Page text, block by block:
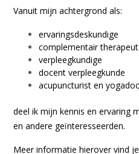
Vanuit mijn achtergrond als:
ervaringsdeskundige
complementair therapeut
verpleegkundige
docent verpleegkunde
acupuncturist en
deel ik mijn kennis en ervaring
en andere geïnteresseerden.
Meer informatie hierover vind je